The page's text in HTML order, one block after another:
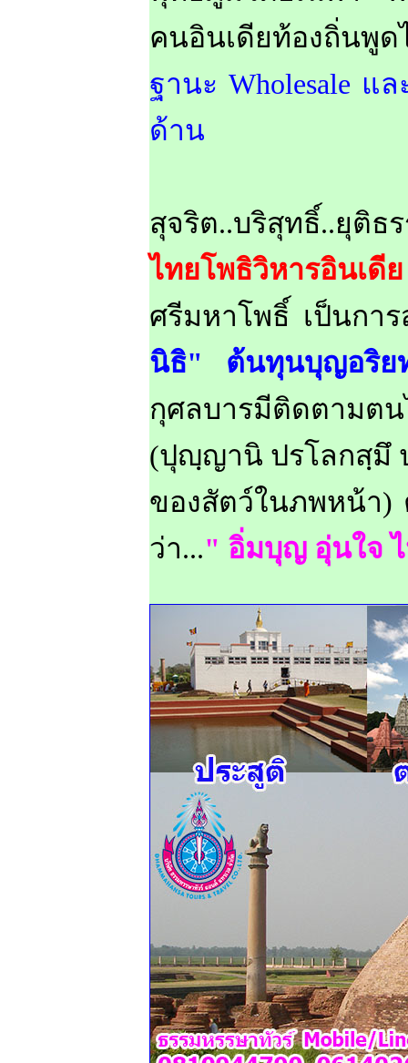
คนอินเดียท้องถิ่นพู
ฐานะ Wholesale แ
ด้าน
สุจริต..บริสุทธิ์..ยุติ
ไทยโพธิวิหารอินเ
ศรีมหาโพธิ์ เป็นกา
นิธิ" ต้นทุนบุญอริย
กุศลบารมีติดตาม
(ปุญฺญานิ ปรโลกสฺมึ
ของสัตว์ในภพหน้า)
ว่า..." อิ่มบุญ อุ่นใจ